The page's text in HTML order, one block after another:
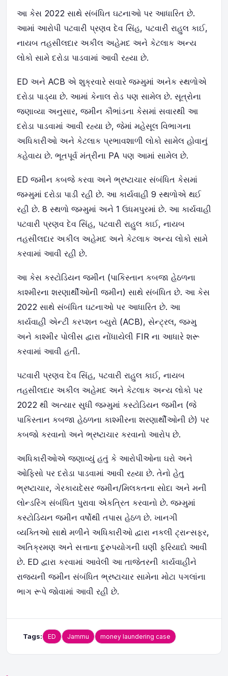
આ કેસ 2022 સાથે સંબંધિત ઘટનાઓ પર આધારિત છે.
આમાં આરોપી પટવારી પ્રણવ દેવ સિંહ, પટવારી રાહુલ કાઈ,
નાયબ તહસીલદાર અકીલ અહેમદ અને કેટલાક અન્ય
લોકો સામે દરોડા પાડવામાં આવી રહ્યા છે.
ED અને ACB એ શુક્રવારે સવારે જમ્મુમાં અનેક સ્થળોએ
દરોડા પાડ્યા છે. આમાં કેનાલ રોડ પણ સામેલ છે. સૂત્રોના
જણાવ્યા અનુસાર, જમીન કૌભાંડના કેસમાં સવારથી આ
દરોડા પાડવામાં આવી રહ્યા છે, જેમાં મહેસૂલ વિભાગના
અધિકારીઓ અને કેટલાક પ્રભાવશાળી લોકો સામેલ હોવાનું
કહેવાય છે. ભૂતપૂર્વ મંત્રીના PA પણ આમાં સામેલ છે.
ED જમીન કબજે કરવા અને ભ્રષ્ટાચાર સંબંધિત કેસમાં
જમ્મુમાં દરોડા પાડી રહી છે. આ કાર્યવાહી 9 સ્થળોએ થઈ
રહી છે. 8 સ્થળો જમ્મુમાં અને 1 ઉધમપુરમાં છે. આ કાર્યવાહી
પટવારી પ્રણવ દેવ સિંહ, પટવારી રાહુલ કાઈ, નાયબ
તહસીલદાર અકીલ અહેમદ અને કેટલાક અન્ય લોકો સામે
કરવામાં આવી રહી છે.
આ કેસ કસ્ટોડિયન જમીન (પાકિસ્તાન કબજા હેઠળના
કાશ્મીરના શરણાર્થીઓની જમીન) સાથે સંબંધિત છે. આ કેસ
2022 સાથે સંબંધિત ઘટનાઓ પર આધારિત છે. આ
કાર્યવાહી એન્ટી કરપ્શન બ્યુરો (ACB), સેન્ટ્રલ, જમ્મુ
અને કાશ્મીર પોલીસ દ્વારા નોંધાયેલી FIR ના આધારે શરૂ
કરવામાં આવી હતી.
પટવારી પ્રણવ દેવ સિંહ, પટવારી રાહુલ કાઈ, નાયબ
તહસીલદાર અકીલ અહેમદ અને કેટલાક અન્ય લોકો પર
2022 થી અત્યાર સુધી જમ્મુમાં કસ્ટોડિયન જમીન (જે
પાકિસ્તાન કબજા હેઠળના કાશ્મીરના શરણાર્થીઓની છે) પર
કબજો કરવાનો અને ભ્રષ્ટાચાર કરવાનો આરોપ છે.
અધિકારીઓએ જણાવ્યું હતું કે આરોપીઓના ઘરો અને
ઓફિસો પર દરોડા પાડવામાં આવી રહ્યા છે. તેનો હેતુ
ભ્રષ્ટાચાર, ગેરકાયદેસર જમીન/મિલકતના સોદા અને મની
લોન્ડરિંગ સંબંધિત પુરાવા એકત્રિત કરવાનો છે. જમ્મુમાં
કસ્ટોડિયન જમીન વર્ષોથી તપાસ હેઠળ છે. ખાનગી
વ્યક્તિઓ સાથે મળીને અધિકારીઓ દ્વારા નકલી ટ્રાન્સફર,
અતિક્રમણ અને સત્તાના દુરુપયોગની ઘણી ફરિયાદો આવી
છે. ED દ્વારા કરવામાં આવેલી આ તાજેતરની કાર્યવાહીને
રાજ્યની જમીન સંબંધિત ભ્રષ્ટાચાર સામેના મોટા પગલાંના
ભાગ રૂપે જોવામાં આવી રહી છે.
Tags: ED Jammu money laundering case